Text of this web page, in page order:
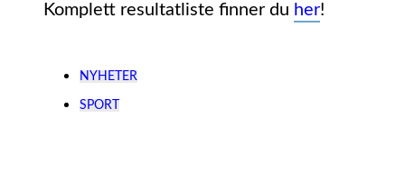
Komplett resultatliste finner du her!
NYHETER
SPORT